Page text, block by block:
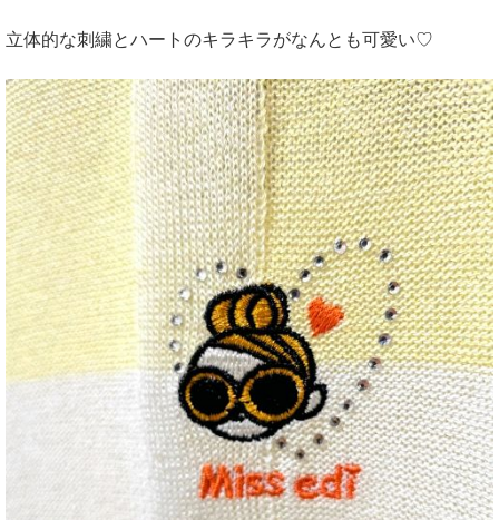
立体的な刺繍とハートのキラキラがなんとも可愛い♡